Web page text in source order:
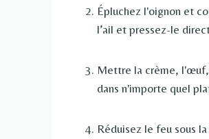
Épluchez l'oignon et
l’ail et pressez-le
Mettre la crème,
dans n'importe quel
Réduisez le feu sous